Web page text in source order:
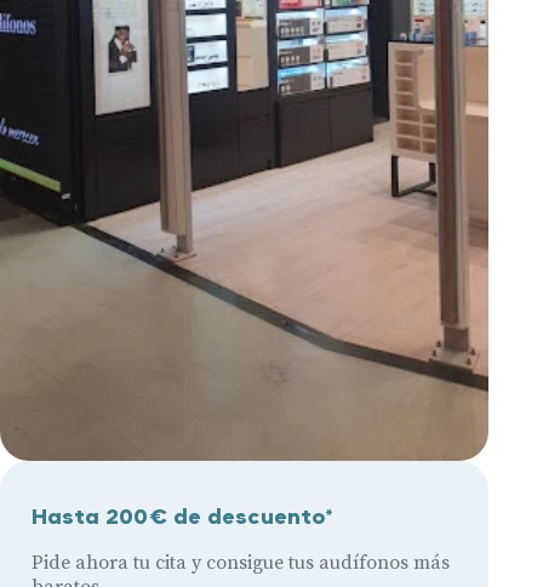
Hasta 200€ de descuento*
Pide ahora tu cita y consigue tus audífonos más